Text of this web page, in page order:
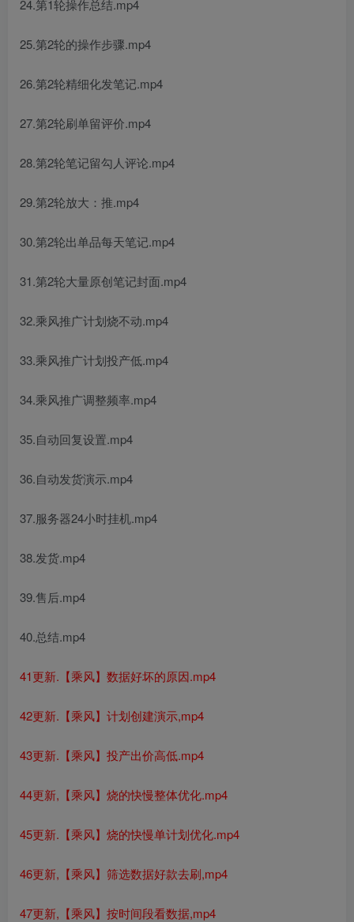
24.第1轮操作总结.mp4
25.第2轮的操作步骤.mp4
26.第2轮精细化发笔记.mp4
27.第2轮刷单留评价.mp4
28.第2轮笔记留勾人评论.mp4
29.第2轮放大：推.mp4
30.第2轮出单品每天笔记.mp4
31.第2轮大量原创笔记封面.mp4
32.乘风推广计划烧不动.mp4
33.乘风推广计划投产低.mp4
34.乘风推广调整频率.mp4
35.自动回复设置.mp4
36.自动发货演示.mp4
37.服务器24小时挂机.mp4
38.发货.mp4
39.售后.mp4
40.总结.mp4
41更新.【乘风】数据好坏的原因.mp4
42更新.【乘风】计划创建演示,mp4
43更新.【乘风】投产出价高低.mp4
44更新,【乘风】烧的快慢整体优化.mp4
45更新.【乘风】烧的快慢单计划优化.mp4
46更新,【乘风】筛选数据好款去刷,mp4
47更新,【乘风】按时间段看数据,mp4